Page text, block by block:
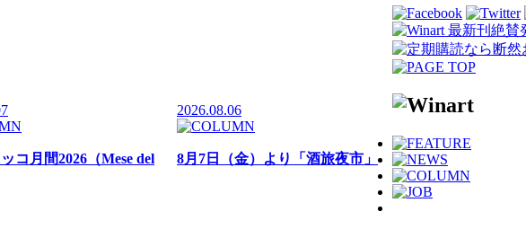
ッコ月間2026（Mese del
2026.08.06
8月7日（金）より「酒旅夜市」